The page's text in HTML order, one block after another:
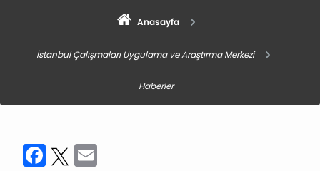
Anasayfa
İstanbul Çalışmaları Uygulama ve Araştırma Merkezi
Haberler
Facebook
Twitter